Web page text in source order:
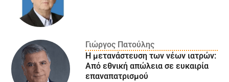
Γιώργος Πατούλης
Η μετανάστευση των νέων ιατρών:
Aπό εθνική απώλεια σε ευκαιρία
επαναπατρισμού